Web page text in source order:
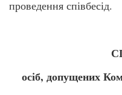
проведення співбесід.
осіб, допущених